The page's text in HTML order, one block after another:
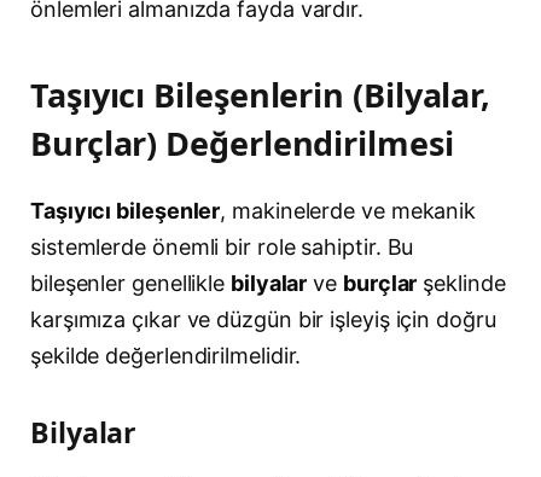
önlemleri almanızda fayda vardır.
Taşıyıcı Bileşenlerin (Bilyalar,
Burçlar) Değerlendirilmesi
Taşıyıcı bileşenler, makinelerde ve mekanik
sistemlerde önemli bir role sahiptir. Bu
bileşenler genellikle bilyalar ve burçlar şeklinde
karşımıza çıkar ve düzgün bir işleyiş için doğru
şekilde değerlendirilmelidir.
Bilyalar